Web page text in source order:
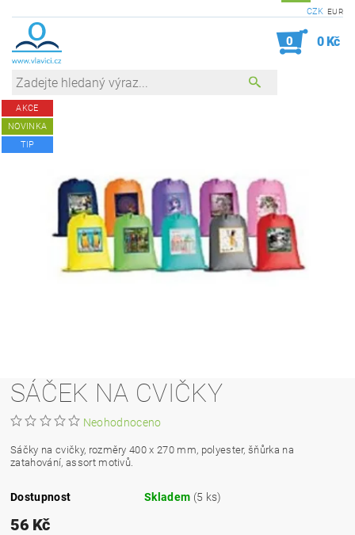
CZK EUR
0 0 Kč
AKCE
NOVINKA
TIP
SÁČEK NA CVIČKY
Neohodnoceno
Sáčky na cvičky, rozměry 400 x 270 mm, polyester, šňůrka na
zatahování, assort motivů.
Dostupnost Skladem (5 ks)
56 Kč